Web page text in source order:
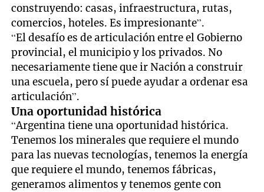
construyendo: casas, infraestructura, rutas,
comercios, hoteles. Es impresionante”.
“El desafío es de articulación entre el Gobierno
provincial, el municipio y los privados. No
necesariamente tiene que ir Nación a construir
una escuela, pero sí puede ayudar a ordenar esa
articulación”.
Una oportunidad histórica
“Argentina tiene una oportunidad histórica.
Tenemos los minerales que requiere el mundo
para las nuevas tecnologías, tenemos la energía
que requiere el mundo, tenemos fábricas,
generamos alimentos y tenemos gente con